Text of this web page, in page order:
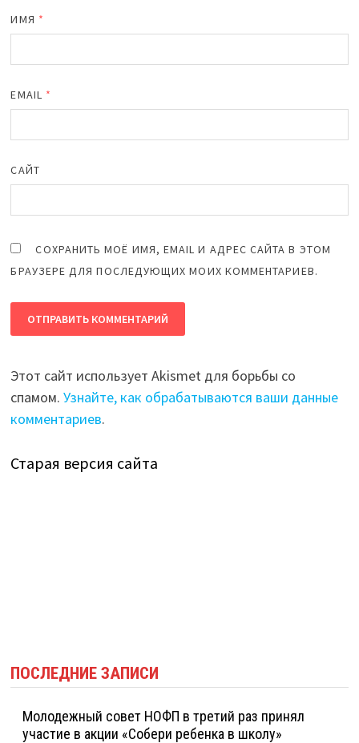
ИМЯ *
EMAIL *
САЙТ
СОХРАНИТЬ МОЁ ИМЯ, EMAIL И АДРЕС САЙТА В ЭТОМ
БРАУЗЕРЕ ДЛЯ ПОСЛЕДУЮЩИХ МОИХ КОММЕНТАРИЕВ.
Этот сайт использует Akismet для борьбы со
спамом.Узнайте, как обрабатываются ваши данные
комментариев.
Старая версия сайта
ПОСЛЕДНИЕ ЗАПИСИ
Молодежный совет НОФП в третий раз принял
участие в акции «Собери ребенка в школу»